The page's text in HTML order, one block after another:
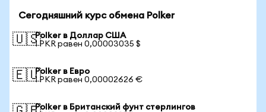
Сегодняшний курс обмена Polker
🇺🇸Polker в Доллар США
1 PKR равен 0,00003035 $
🇪🇺Polker в Евро
1 PKR равен 0,00002626 €
Polker в Британский фунт стерлингов